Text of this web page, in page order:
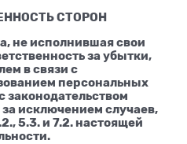
СТОРОН
не исполнившая свои
за убытки,
в связи с
персональных
законодательством
исключением случаев,
5.3. и 7.2. настоящей